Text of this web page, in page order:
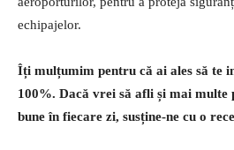
echipajelor.
Îți mulțumim pentru că ai ales să te
100%. Dacă vrei să afli și mai
bune în fiecare zi, susține-ne cu o